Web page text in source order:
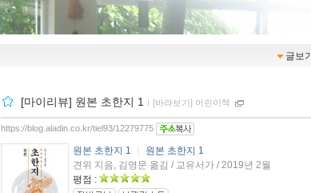
글보기
[마이리뷰] 원본 초한지 1 ｌ [바라보기] 어린이책
https://blog.aladin.co.kr/tiel93/12279775
원본 초한지 1
원본 초한지 1
견위 지음, 김영문 옮김 / 교유서가 / 2019년 2월
평점 :